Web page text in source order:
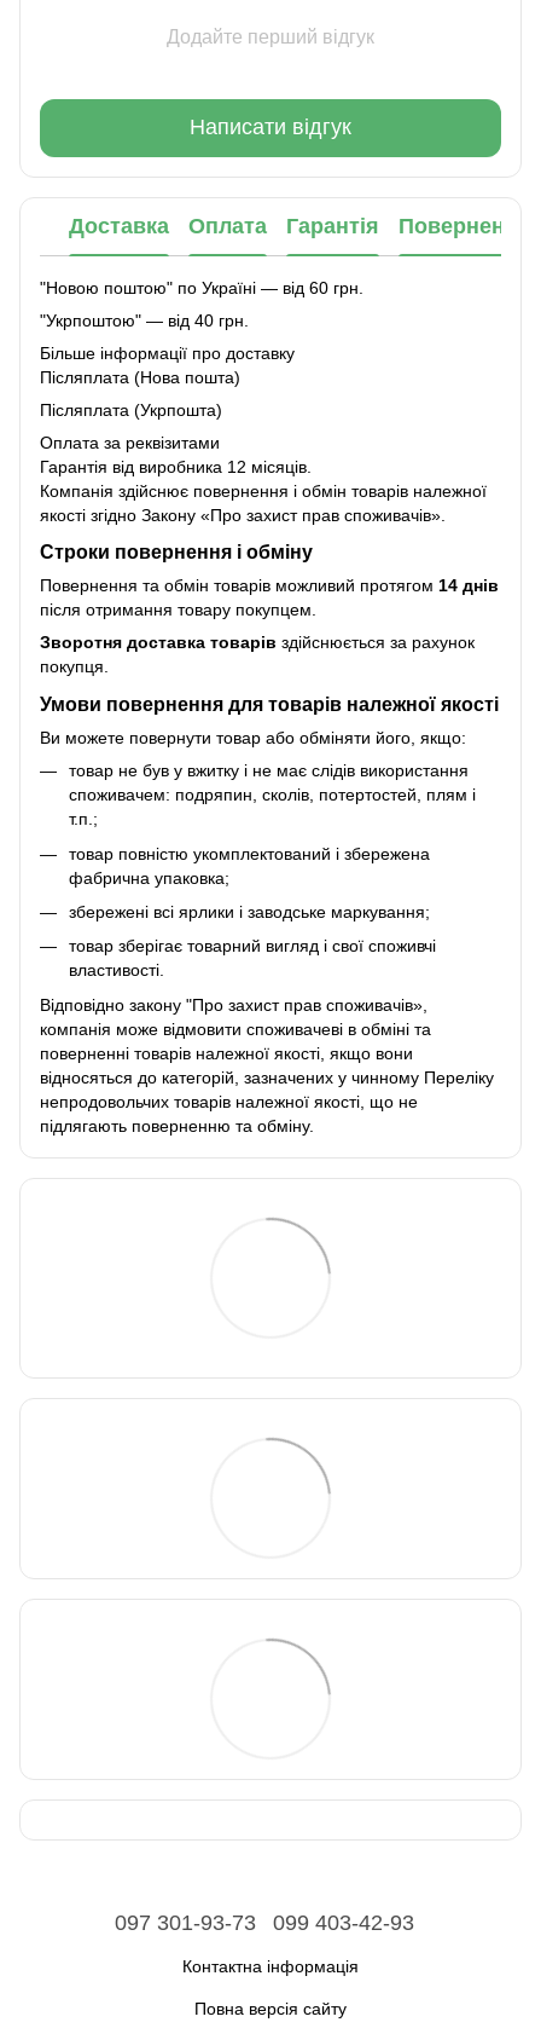
Додайте перший відгук
Написати відгук
Доставка Оплата Гарантія Повернення
"Новою поштою" по Україні — від 60 грн.
"Укрпоштою" — від 40 грн.
Більше інформації про доставку
Післяплата (Нова пошта)
Післяплата (Укрпошта)
Оплата за реквізитами
Гарантія від виробника 12 місяців.
Компанія здійснює повернення і обмін товарів належної
якості згідно Закону «Про захист прав споживачів»
Строки повернення і обміну
Повернення та обмін товарів можливий протягом 14 днів
після отримання товару покупцем.
Зворотня доставка товарів здійснюється за рахунок
покупця.
Умови повернення для товарів належної якості
Ви можете повернути товар або обміняти його, якщо:
товар не був у вжитку і не має слідів використання
споживачем: подряпин, сколів, потертостей, плям і
т.п.;
товар повністю укомплектований і збережена
фабрична упаковка;
збережені всі ярлики і заводське маркування;
товар зберігає товарний вигляд і свої споживчі
властивості.
Відповідно закону "Про захист прав споживачів»
компанія може відмовити споживачеві в обміні та
поверненні товарів належної якості, якщо вони
відносяться до категорій, зазначених у чинному Переліку
непродовольчих товарів належної якості, що не
підлягають поверненню та обміну.
097 301-93-73 099 403-42-93
Контактна інформація
Повна версія сайту